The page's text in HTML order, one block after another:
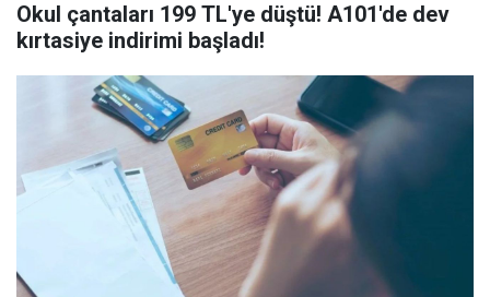
Okul çantaları 199 TL'ye düştü! A101'de dev
kırtasiye indirimi başladı!